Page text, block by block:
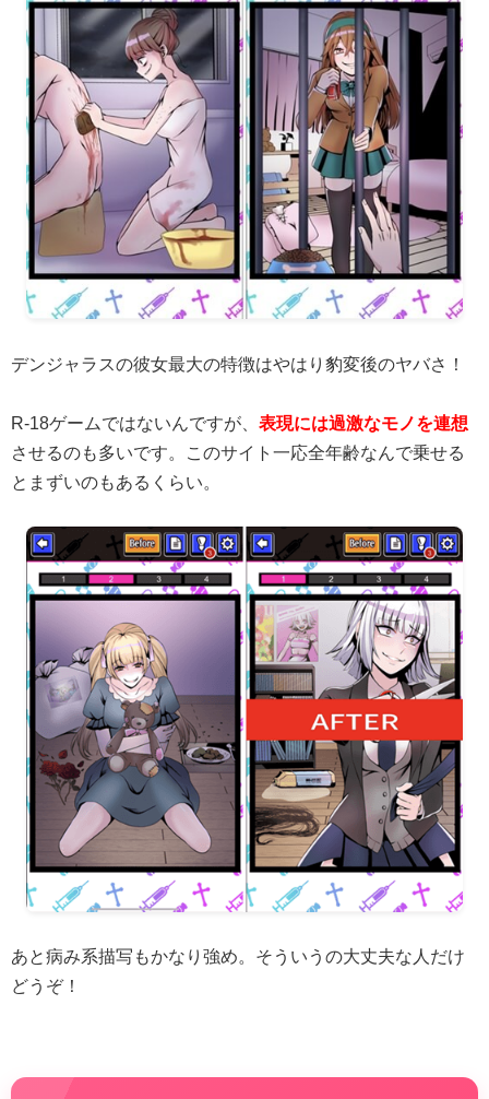
デンジャラスの彼女最大の特徴はやはり豹変後のヤバさ！
R-18ゲームではないんですが、 表現には過激なモノを連想
させるのも多いです。このサイト一応全年齢なんで乗せる
とまずいのもあるくらい。
あと病み系描写もかなり強め。そういうの大丈夫な人だけ
どうぞ！